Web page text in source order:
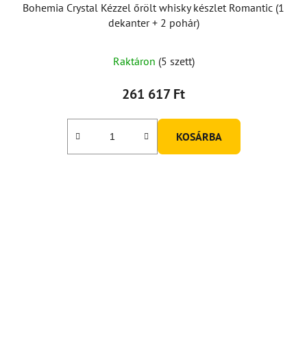
Bohemia Crystal Kézzel őrölt whisky készlet Romantic (1
dekanter + 2 pohár)
Raktáron (5 szett)
261 617 Ft
KOSÁRBA